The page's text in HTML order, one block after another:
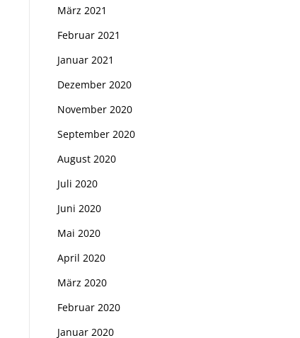
März 2021
Februar 2021
Januar 2021
Dezember 2020
November 2020
September 2020
August 2020
Juli 2020
Juni 2020
Mai 2020
April 2020
März 2020
Februar 2020
Januar 2020